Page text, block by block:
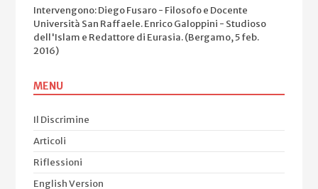
Intervengono: Diego Fusaro - Filosofo e Docente
Università San Raffaele. Enrico Galoppini - Studioso
dell'Islam e Redattore di Eurasia. (Bergamo, 5 feb.
2016)
MENU
Il Discrimine
Articoli
Riflessioni
English Version